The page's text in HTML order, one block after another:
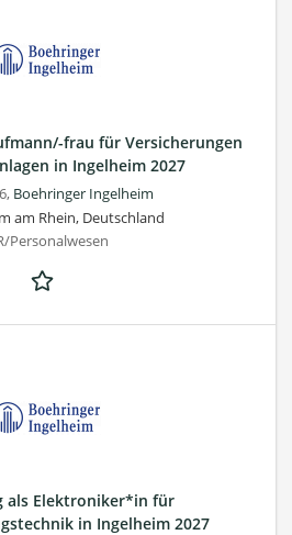
frau für Versicherungen
in Ingelheim 2027
Boehringer Ingelheim
am Rhein, Deutschland
Personalwesen
als Elektroniker*in für
in Ingelheim 2027